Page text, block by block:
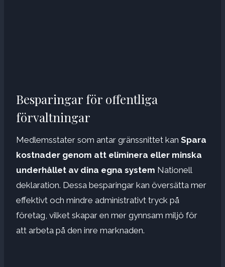
Besparingar för offentliga
förvaltningar
Medlemsstater som antar gränssnittet kan Spara
kostnader genom att eliminera eller minska
underhållet av dina egna system Nationell
deklaration. Dessa besparingar kan översätta mer
effektivt och mindre administrativt tryck på
företag, vilket skapar en mer gynnsam miljö för
att arbeta på den inre marknaden.